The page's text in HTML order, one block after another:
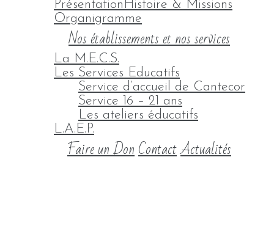
Présentation Histoire & Missions
Organigramme
Nos établissements et nos services
La M.E.C.S.
Les Services Educatifs
Service d’accueil de Cantecor
Service 16 – 21 ans
Les ateliers éducatifs
L.A.E.P.
Faire un DonContactActualités